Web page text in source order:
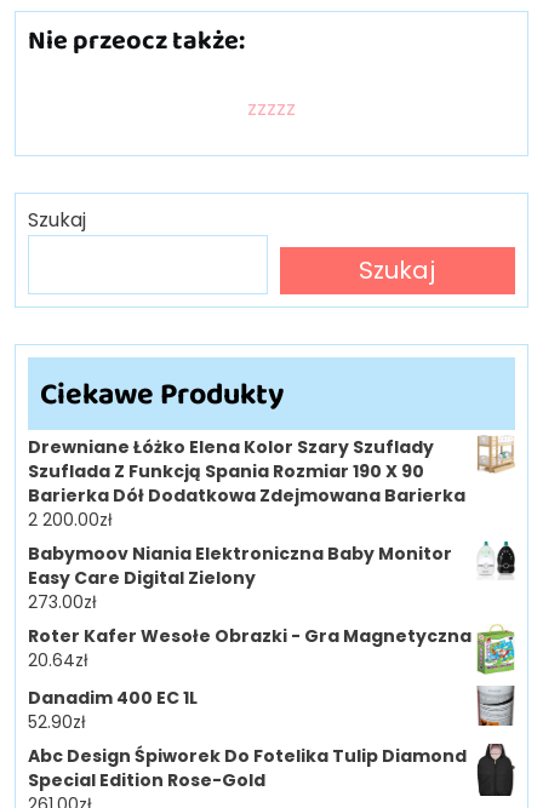
Nie przeocz także:
zzzzz
Szukaj
Szukaj
Ciekawe Produkty
Drewniane Łóżko Elena Kolor Szary Szuflady
Szuflada Z Funkcją Spania Rozmiar 190 X 90
Barierka Dół Dodatkowa Zdejmowana Barierka
2 200.00zł
Babymoov Niania Elektroniczna Baby Monitor
Easy Care Digital Zielony
273.00zł
Roter Kafer Wesołe Obrazki - Gra Magnetyczna
20.64zł
Danadim 400 EC 1L
52.90zł
Abc Design Śpiworek Do Fotelika Tulip Diamond
Special Edition Rose-Gold